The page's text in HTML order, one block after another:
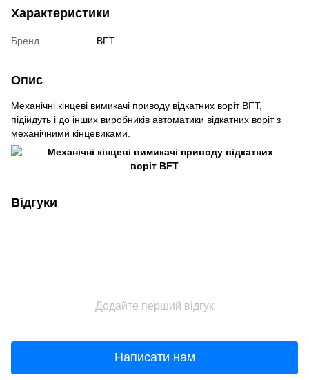
Характеристики
Бренд BFT
Опис
Механічні кінцеві вимикачі приводу відкатних воріт BFT,
підійдуть і до інших виробників автоматики відкатних воріт з
механічними кінцевиками.
Відгуки
Додайте перший відгук
Написати нам